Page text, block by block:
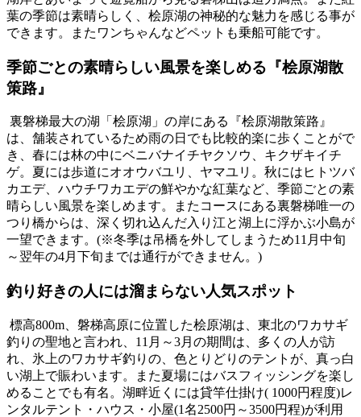
葉の季節は素晴らしく、桧原湖の神秘的な魅力を感じる事が
できます。またワンちゃんなどペットも乗船可能です。
季節ごとの素晴らしい風景を楽しめる『桧原湖散
策路』
裏磐梯最大の湖「桧原湖」の岸にある『桧原湖散策路』
は、舗装されているため雨の日でも比較的楽に歩くことがで
き、春には林の中にベニバナイチヤクソウ、キクザキイチ
ゲ。夏には歩道にオオウバユリ、ヤマユリ。秋にはヒトツバ
カエデ、ハウチワカエデの鮮やかな紅葉など、季節ごとの素
晴らしい風景を楽しめます。またコースにある裏磐梯唯一の
つり橋からは、深く切れ込んだ入り江と湖上に浮かぶ小島が
一望できます。(※冬季は吊橋を外してしまうため11月中旬
～翌年の4月下旬までは通行ができません。)
釣り好きの人には溜まらない人気スポット
標高800m、磐梯高原に位置した桧原湖は、東北のワカサギ
釣りの聖地と言われ、11月～3月の期間は、多くの人が訪
れ、氷上のワカサギ釣りの、色とりどりのテントが、真っ白
い湖上で賑わいます。また夏場にはバスフィッシングを楽し
めることでも有名。湖畔近くには貸竿仕掛け( 1000円程度)レ
ンタルテント・ハウス・小屋(1名2500円～3500円程)が利用